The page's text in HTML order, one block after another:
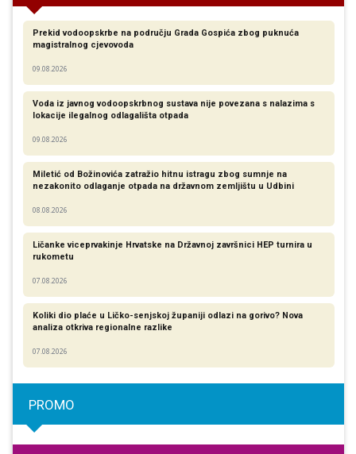
Prekid vodoopskrbe na području Grada Gospića zbog puknuća
magistralnog cjevovoda
09.08.2026
Voda iz javnog vodoopskrbnog sustava nije povezana s nalazima s
lokacije ilegalnog odlagališta otpada
09.08.2026
Miletić od Božinovića zatražio hitnu istragu zbog sumnje na
nezakonito odlaganje otpada na državnom zemljištu u Udbini
08.08.2026
Ličanke viceprvakinje Hrvatske na Državnoj završnici HEP turnira u
rukometu
07.08.2026
Koliki dio plaće u Ličko-senjskoj županiji odlazi na gorivo? Nova
analiza otkriva regionalne razlike​
07.08.2026
PROMO